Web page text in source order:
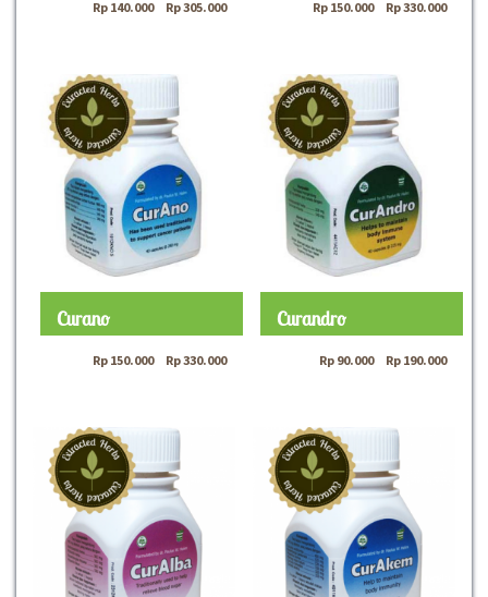
Rp 140.000– Rp305.000 Rp 150.000– Rp330.000
Curano
Rp 150.000– Rp330.000
Curandro
Rp 90.000– Rp 190.000